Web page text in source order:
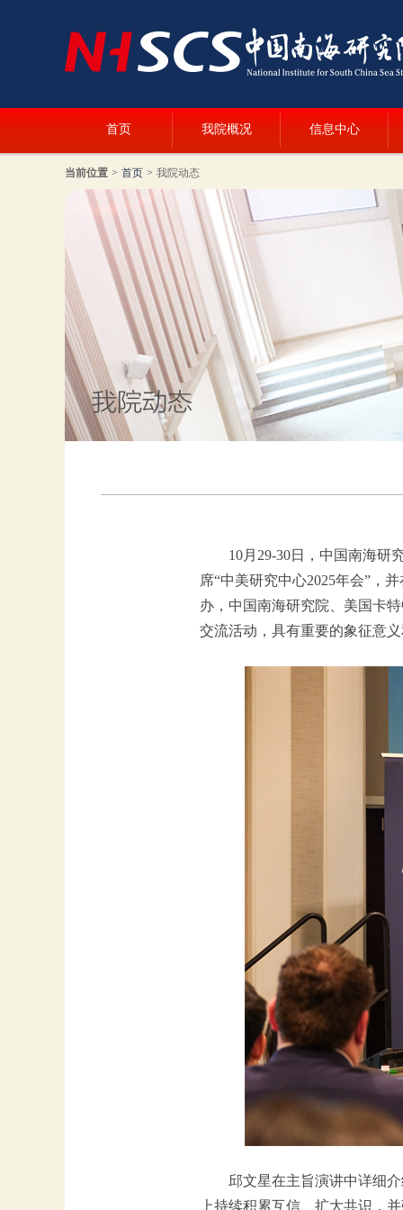
首页 我院概况 信息中心
当前位置 > 首页 > 我院动态
10月29-30日，中国南海研
席“中美研究中心2025年会”，
办，中国南海研究院、美国卡
交流活动，具有重要的象征意
邱文星在主旨演讲中详细
上持续积累互信、扩大共识，